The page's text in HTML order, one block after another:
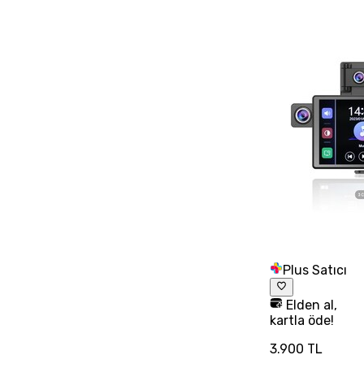
Plus Satıcı
Elden al,
kartla öde!
3.900 TL